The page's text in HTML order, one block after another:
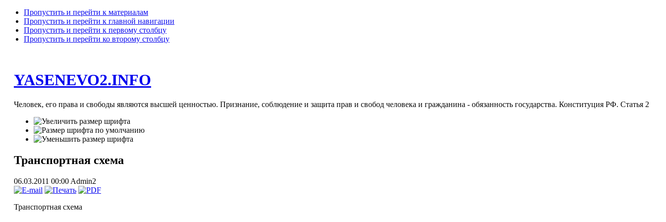
Пропустить и перейти к материалам
Пропустить и перейти к главной навигации
Пропустить и перейти к первому столбцу
Пропустить и перейти ко второму столбцу
YASENEVO2.INFO
Человек, его права и свободы являются высшей ценностью. Признание, соблюдение и защита прав и свобод человека и гражданина - обязанность государства. Конституция РФ. Статья 2
Транспортная схема
06.03.2011 00:00 Admin2
Транспортная схема